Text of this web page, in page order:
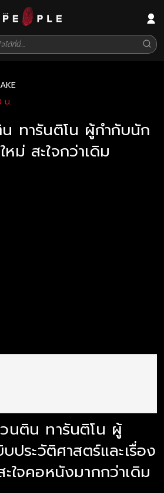
น.
น ทารันติโน ผู้กำกับนัก
หม่ สะใจกว่าเดิม
วนติน ทารันติโน ผู้
ประวัติศาสตร์และเรื่อง
ะใจคอหนังมากกว่าเดิม